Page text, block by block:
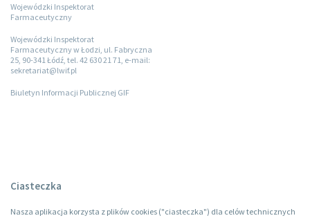
Wojewódzki Inspektorat
Farmaceutyczny
Wojewódzki Inspektorat
Farmaceutyczny w Łodzi, ul. Fabryczna
25, 90-341 Łódź, tel. 42 630 21 71, e-mail:
sekretariat@lwif.pl
Biuletyn Informacji Publicznej GIF
Ciasteczka
Nasza aplikacja korzysta z plików cookies ("ciasteczka") dla celów technicznych